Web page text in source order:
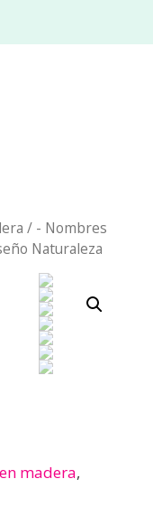
/ - Nombres
Naturaleza
madera,